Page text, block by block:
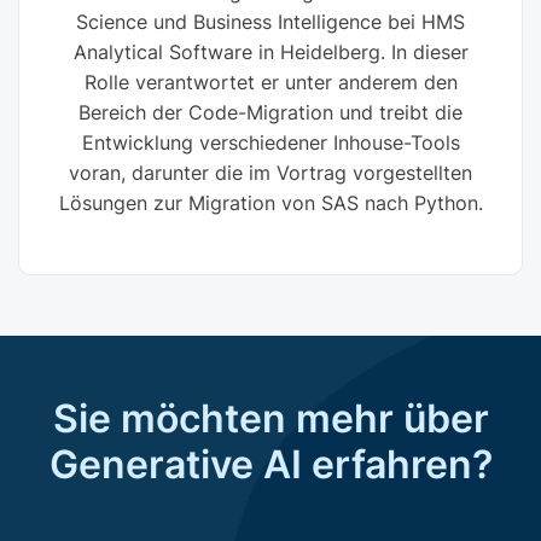
Science und Business Intelligence bei HMS
Analytical Software in Heidelberg. In dieser
Rolle verantwortet er unter anderem den
Bereich der Code-Migration und treibt die
Entwicklung verschiedener Inhouse-Tools
voran, darunter die im Vortrag vorgestellten
Lösungen zur Migration von SAS nach Python.
Sie möchten mehr über
Generative AI erfahren?